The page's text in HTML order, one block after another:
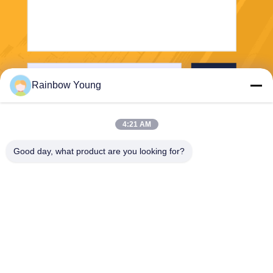
Rainbow Young
4:21 AM
Good day, what product are you looking for?